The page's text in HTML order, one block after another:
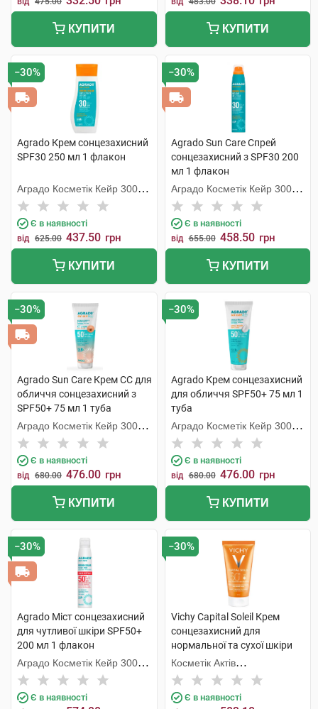
КУПИТИ КУПИТИ
−30%
Agrado Крем сонцезахисний
SPF30 250 мл 1 флакон
Аградо Косметік Кейр 3000
С.Л.У.
Є в наявності
від 625.00 437.50 грн
КУПИТИ
−30%
Agrado Sun Care Спрей
сонцезахисний з SPF30 200
мл 1 флакон
Аградо Косметік Кейр 3000
С.Л.У.
Є в наявності
від 655.00 458.50 грн
КУПИТИ
−30%
Agrado Sun Care Крем СС для
обличчя сонцезахисний з
SPF50+ 75 мл 1 туба
Аградо Косметік Кейр 3000
С.Л.У.
Є в наявності
від 680.00 476.00 грн
КУПИТИ
−30%
Agrado Крем сонцезахисний
для обличчя SPF50+ 75 мл 1
туба
Аградо Косметік Кейр 3000
С.Л.У.
Є в наявності
від 680.00 476.00 грн
КУПИТИ
−30%
Agrado Міст сонцезахисний
для чутливої шкіри SPF50+
200 мл 1 флакон
Аградо Косметік Кейр 3000
С.Л.У.
Є в наявності
−30%
Vichy Capital Soleil Крем
сонцезахисний для
нормальної та сухої шкіри
SPF50+ 50 мл 1 туба
Косметік Актів
Інтернаціональ
Є в наявності